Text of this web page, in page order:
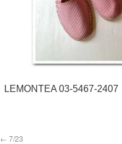
LEMONTEA 03-5467-2407
← 7/23